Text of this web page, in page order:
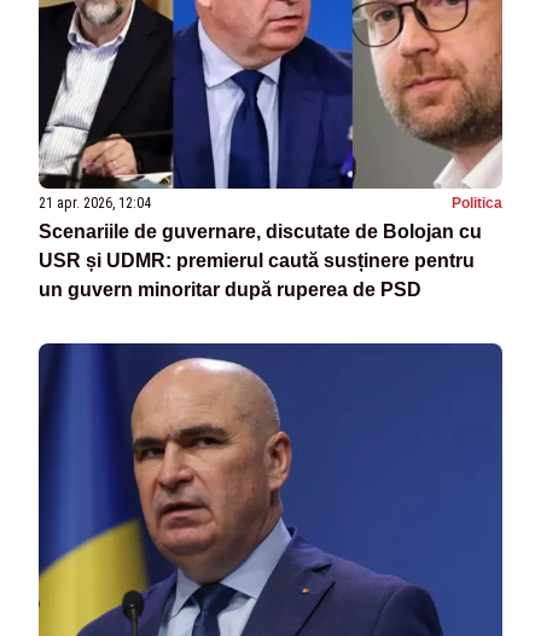
21 apr. 2026, 12:04 Politica
Scenariile de guvernare, discutate de Bolojan cu
USR și UDMR: premierul caută susținere pentru
un guvern minoritar după ruperea de PSD